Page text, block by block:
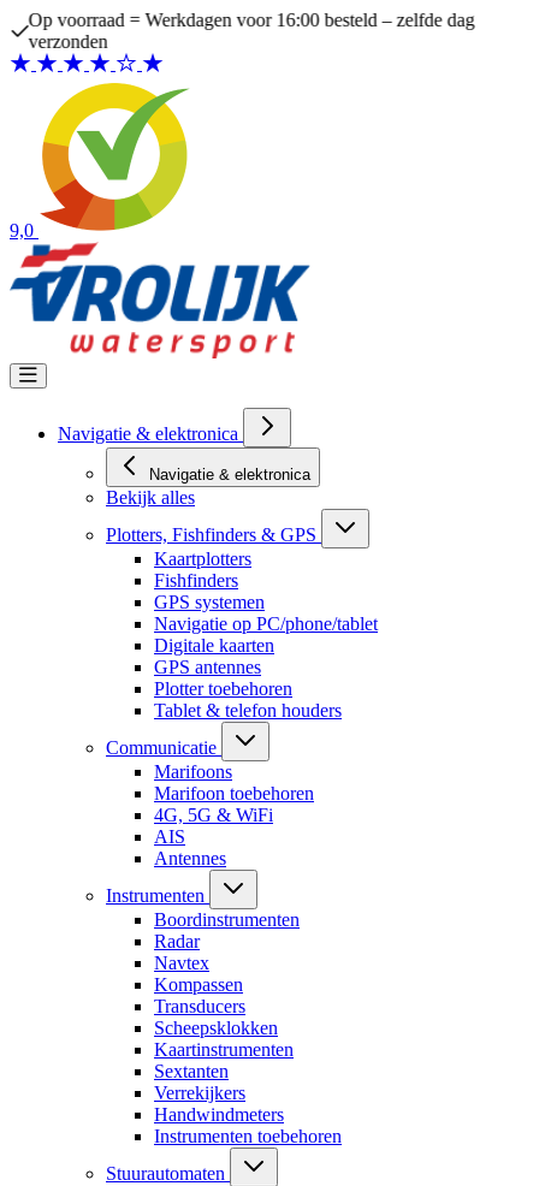
Ga naar de inhoud
Op voorraad = Werkdagen voor 16:00 besteld – zelfde dag
verzonden
9,0
Navigatie & elektronica
Navigatie & elektronica
Bekijk alles
Plotters, Fishfinders & GPS
Kaartplotters
Fishfinders
GPS systemen
Navigatie op PC/phone/tablet
Digitale kaarten
GPS antennes
Plotter toebehoren
Tablet & telefon houders
Communicatie
Marifoons
Marifoon toebehoren
4G, 5G & WiFi
AIS
Antennes
Instrumenten
Boordinstrumenten
Radar
Navtex
Kompassen
Transducers
Scheepsklokken
Kaartinstrumenten
Sextanten
Verrekijkers
Handwindmeters
Instrumenten toebehoren
Stuurautomaten